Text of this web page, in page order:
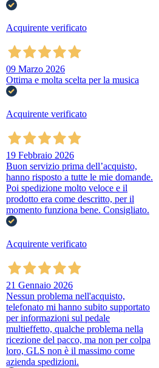
Acquirente verificato
09 Marzo 2026
Ottima e molta scelta per la musica
Acquirente verificato
19 Febbraio 2026
Buon servizio prima dell’acquisto,
hanno risposto a tutte le mie domande.
Poi spedizione molto veloce e il
prodotto era come descritto, per il
momento funziona bene. Consigliato.
Acquirente verificato
21 Gennaio 2026
Nessun problema nell'acquisto,
telefonato mi hanno subito supportato
per informazioni sul pedale
multieffetto, qualche problema nella
ricezione del pacco, ma non per colpa
loro, GLS non è il massimo come
azienda spedizioni.